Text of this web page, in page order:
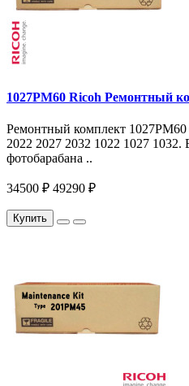
1027PM60 Ricoh Ремонтный
Ремонтный комплект
2022 2027 2032 1022 1027 1032.
фотобарабана ..
34500 ₽ 49290 ₽
Купить